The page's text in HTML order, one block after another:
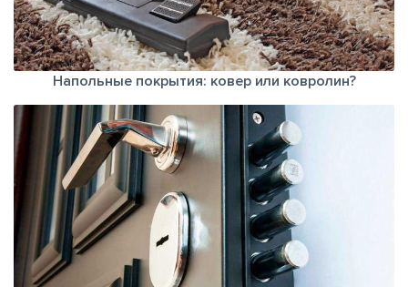
Напольные покрытия: ковер или ковролин?